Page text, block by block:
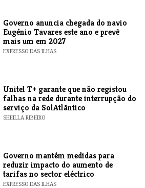
Governo anuncia chegada do navio
Eugénio Tavares este ano e prevê
mais um em 2027
EXPRESSO DAS ILHAS
Unitel T+ garante que não registou
falhas na rede durante interrupção do
serviço da SolAtlântico
SHEILLA RIBEIRO
Governo mantém medidas para
reduzir impacto do aumento de
tarifas no sector eléctrico
EXPRESSO DAS ILHAS